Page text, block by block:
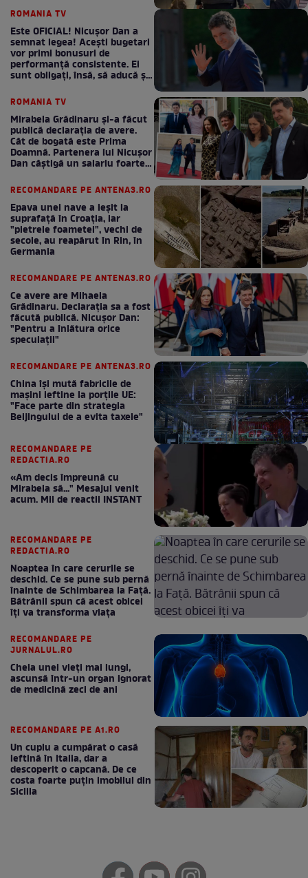
ROMANIA TV
Este OFICIAL! Nicușor Dan a
semnat legea! Acești bugetari
vor primi bonusuri de
performanță consistente. Ei
sunt obligați, însă, să aducă și
ROMANIA TV
Mirabela Grădinaru și-a făcut
publică declarația de avere.
Cât de bogată este Prima
Doamnă. Partenera lui Nicușor
Dan câștigă un salariu foarte
RECOMANDARE PE ANTENA3.RO
Epava unei nave a ieșit la
suprafață în Croația, iar
"pietrele foametei", vechi de
secole, au reapărut în Rin, în
Germania
RECOMANDARE PE ANTENA3.RO
Ce avere are Mihaela
Grădinaru. Declarația sa a fost
făcută publică. Nicușor Dan:
"Pentru a înlătura orice
speculații"
RECOMANDARE PE ANTENA3.RO
China își mută fabricile de
mașini ieftine la porțile UE:
"Face parte din strategia
Beijingului de a evita taxele"
RECOMANDARE PE
REDACTIA.RO
«Am decis împreună cu
Mirabela să..." Mesajul venit
acum. Mii de reactii INSTANT
RECOMANDARE PE
REDACTIA.RO
Noaptea în care cerurile se
deschid. Ce se pune sub pernă
înainte de Schimbarea la Față.
Bătrânii spun că acest obicei
îți va transforma viața
RECOMANDARE PE
JURNALUL.RO
Cheia unei vieți mai lungi,
ascunsă într-un organ ignorat
de medicină zeci de ani
RECOMANDARE PE A1.RO
Un cuplu a cumpărat o casă
ieftină în Italia, dar a
descoperit o capcană. De ce
costa foarte puțin imobilul din
Sicilia